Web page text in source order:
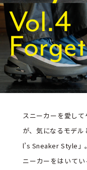
スニーカーを愛し
が、気になるモデ
l’s Sneaker Style」
ニーカーをはいて